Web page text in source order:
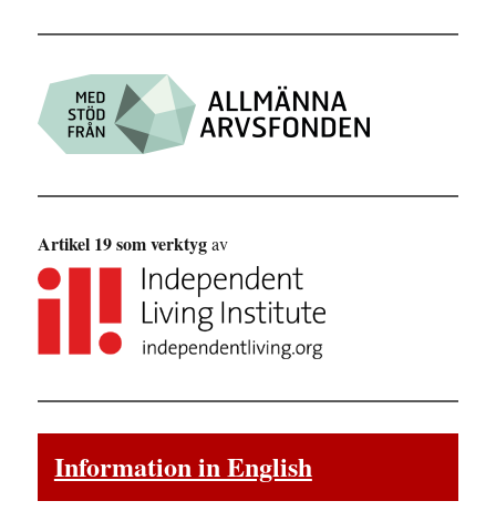
Artikel 19 som verktygav
Information in English